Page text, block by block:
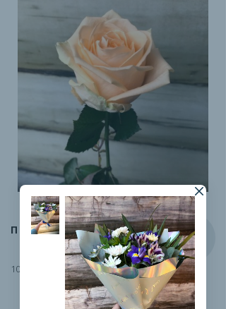
ПИЧ-АВАЛАНЖ
100 руб.